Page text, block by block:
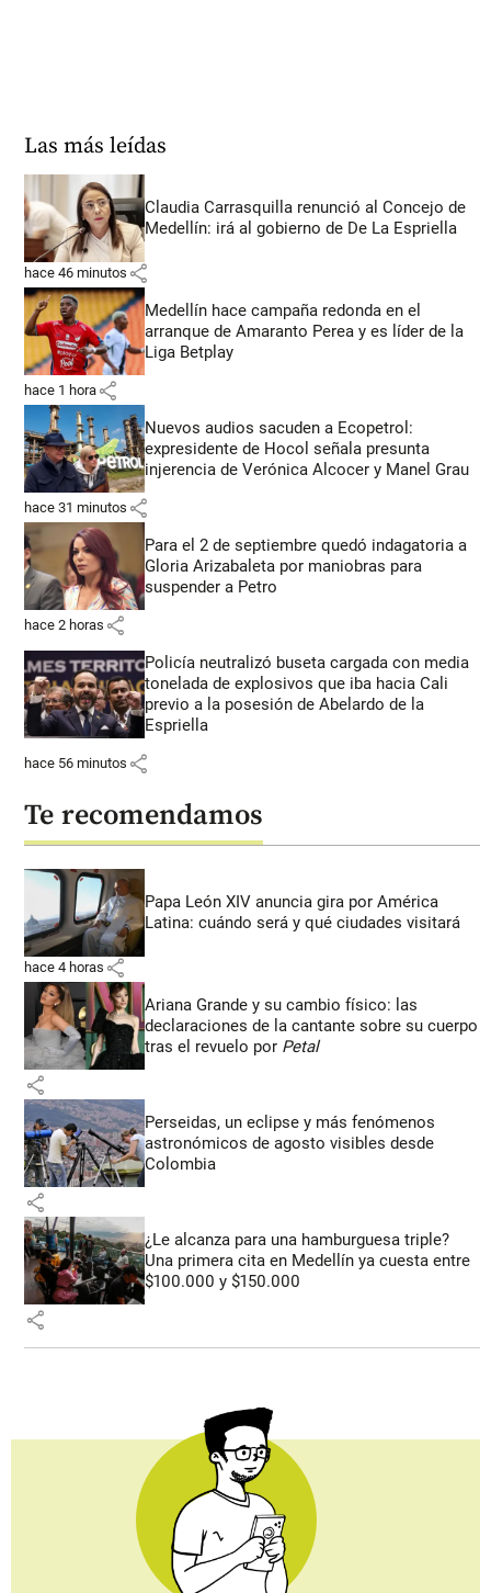
Las más leídas
Claudia Carrasquilla renunció al Concejo de
Medellín: irá al gobierno de De La Espriella
hace 46 minutos share
Medellín hace campaña redonda en el
arranque de Amaranto Perea y es líder de la
Liga Betplay
hace 1 hora share
Nuevos audios sacuden a Ecopetrol:
expresidente de Hocol señala presunta
injerencia de Verónica Alcocer y Manel Grau
hace 31 minutos share
Para el 2 de septiembre quedó indagatoria a
Gloria Arizabaleta por maniobras para
suspender a Petro
hace 2 horas share
Policía neutralizó buseta cargada con media
tonelada de explosivos que iba hacia Cali
previo a la posesión de Abelardo de la
Espriella
hace 56 minutos share
Te recomendamos
Papa León XIV anuncia gira por América
Latina: cuándo será y qué ciudades visitará
hace 4 horas share
Ariana Grande y su cambio físico: las
declaraciones de la cantante sobre su cuerpo
tras el revuelo por Petal
share
Perseidas, un eclipse y más fenómenos
astronómicos de agosto visibles desde
Colombia
share
¿Le alcanza para una hamburguesa triple?
Una primera cita en Medellín ya cuesta entre
$100.000 y $150.000
share